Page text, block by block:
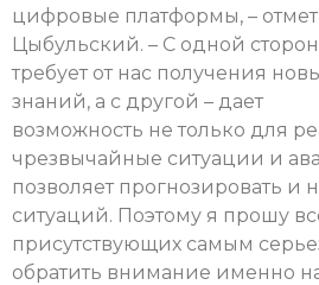
цифровые платформы, –
Цыбульский. – С одной
требует от нас получения
знаний, а с другой – дает
возможность не только для
чрезвычайные ситуации и
позволяет прогнозировать и
ситуаций. Поэтому я прошу
присутствующих самым
обратить внимание именно на